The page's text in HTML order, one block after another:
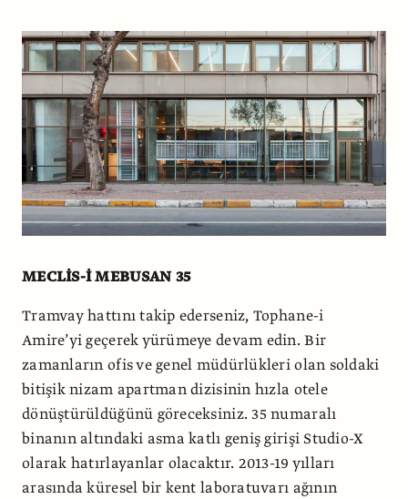
MECLİS-İ MEBUSAN 35
Tramvay hattını takip ederseniz, Tophane-i
Amire’yi geçerek yürümeye devam edin. Bir
zamanların ofis ve genel müdürlükleri olan soldaki
bitişik nizam apartman dizisinin hızla otele
dönüştürüldüğünü göreceksiniz. 35 numaralı
binanın altındaki asma katlı geniş girişi Studio-X
olarak hatırlayanlar olacaktır. 2013-19 yılları
arasında küresel bir kent laboratuvarı ağının